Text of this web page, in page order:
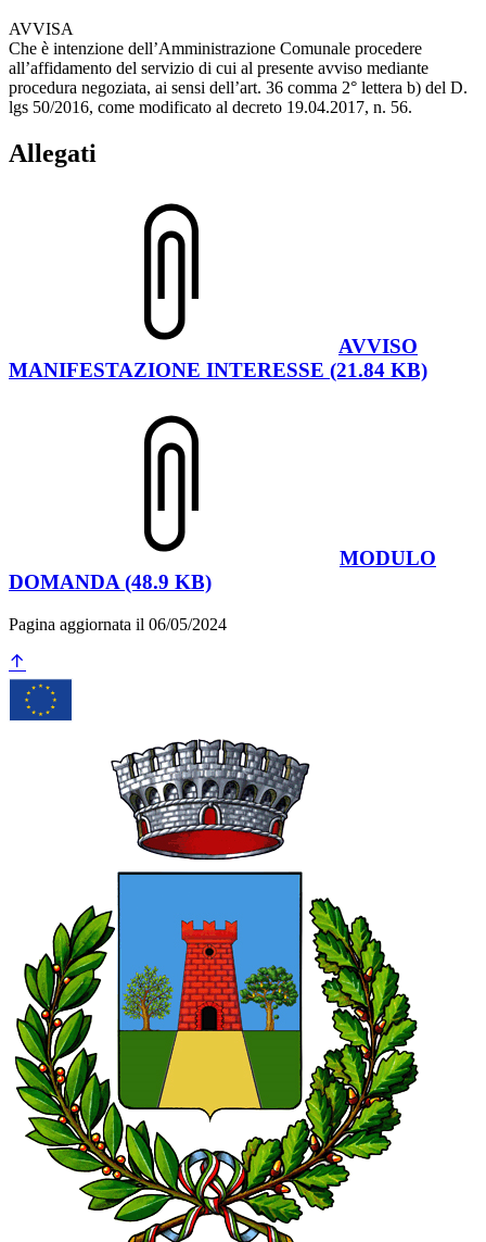
AVVISA
Che è intenzione dell’Amministrazione Comunale procedere
all’affidamento del servizio di cui al presente avviso mediante
procedura negoziata, ai sensi dell’art. 36 comma 2° lettera b) del D.
lgs 50/2016, come modificato al decreto 19.04.2017, n. 56.
Allegati
AVVISO
MANIFESTAZIONE INTERESSE (21.84 KB)
MODULO
DOMANDA (48.9 KB)
Pagina aggiornata il 06/05/2024